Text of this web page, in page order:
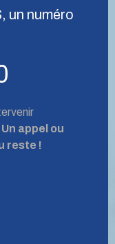
un numéro
Un appel ou
reste !